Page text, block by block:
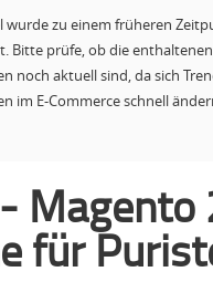
wurde zu einem früheren
Bitte prüfe, ob die enthaltenen
noch aktuell sind, da sich
im E-Commerce schnell
Magento
für